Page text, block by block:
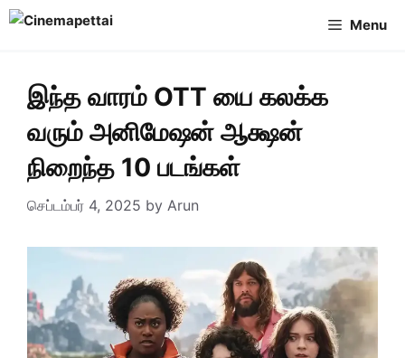
Skip
Menu
இந்த வாரம் OTT யை கலக்க
வரும் அனிமேஷன் ஆக்ஷன்
நிறைந்த 10 படங்கள்
செப்டம்பர் 4, 2025 by Arun